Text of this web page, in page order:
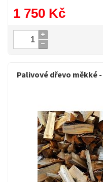
1 750 Kč
Palivové dřevo měkké